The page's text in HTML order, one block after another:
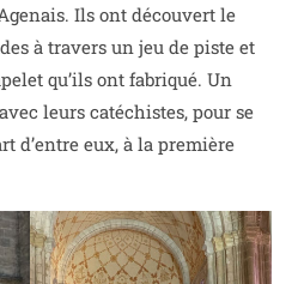
Ils ont découvert le
à travers un jeu de piste et
qu’ils ont fabriqué. Un
leurs catéchistes, pour se
d’entre eux, à la première